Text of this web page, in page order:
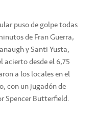
puso de golpe todas
de Fran Guerra,
y Santi Yusta,
desde el 6,75
a los locales en el
con un jugadón de
Spencer Butterfield.